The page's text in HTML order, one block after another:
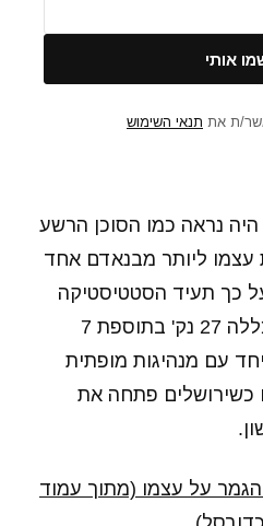
ת את תנאי השימוש
היה נראה כמו הסוכן הרשע
עצמו ליותר מבנאדם אחד
כך תעיד הסטטיסטיקה
האישית הנהדרת שלו שכללה 27 נק' בתוספת 7
יחד עם מנהיגות מופתית
כשירושלים פתחה את